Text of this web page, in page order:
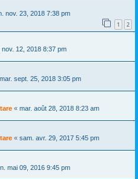
nov. 23, 2018 7:38 pm
1 2
nov. 12, 2018 8:37 pm
mar. sept. 25, 2018 3:05 pm
« mar. août 28, 2018 8:23 am
« sam. avr. 29, 2017 5:45 pm
mai 09, 2016 9:45 pm